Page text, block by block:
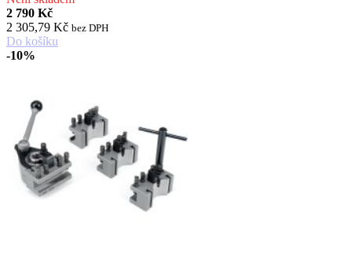
2 790 Kč
2 305,79 Kč bez DPH
Do košíku
-10%